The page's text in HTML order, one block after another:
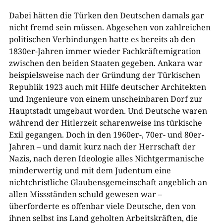
Dabei hätten die Türken den Deutschen damals gar
nicht fremd sein müssen. Abgesehen von zahlreichen
politischen Verbindungen hatte es bereits ab den
1830er-Jahren immer wieder Fachkräftemigration
zwischen den beiden Staaten gegeben. Ankara war
beispielsweise nach der Gründung der Türkischen
Republik 1923 auch mit Hilfe deutscher Architekten
und Ingenieure von einem unscheinbaren Dorf zur
Hauptstadt umgebaut worden. Und Deutsche waren
während der Hitlerzeit scharenweise ins türkische
Exil gegangen. Doch in den 1960er-, 70er- und 80er-
Jahren – und damit kurz nach der Herrschaft der
Nazis, nach deren Ideologie alles Nichtgermanische
minderwertig und mit dem Judentum eine
nichtchristliche Glaubensgemeinschaft angeblich an
allen Missständen schuld gewesen war –
überforderte es offenbar viele Deutsche, den von
ihnen selbst ins Land geholten Arbeitskräften, die